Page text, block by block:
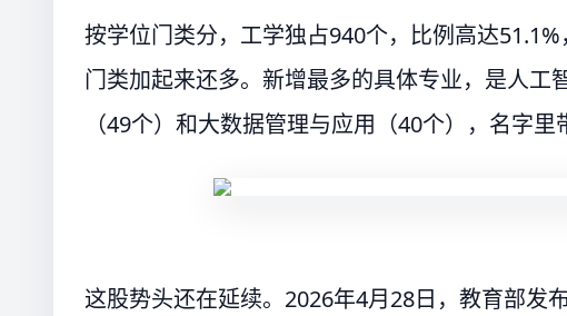
按学位门类分，工学独占940个，比例高达
门类加起来还多。新增最多的具体专业，是人
（49个）和大数据管理与应用（40个），名字里
这股势头还在延续。2026年4月28日，教育部发